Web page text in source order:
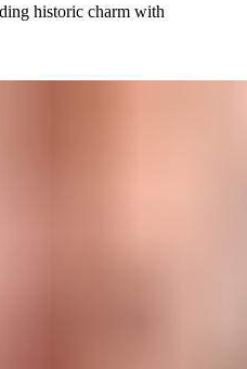
historic charm with